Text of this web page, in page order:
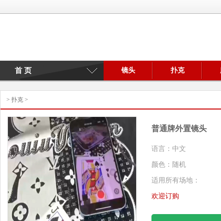
镜头 扑克
首 页
> 扑克 >
普通牌外置镜头
语言：中文
颜色：随机
适用所有场地：
欢迎订购